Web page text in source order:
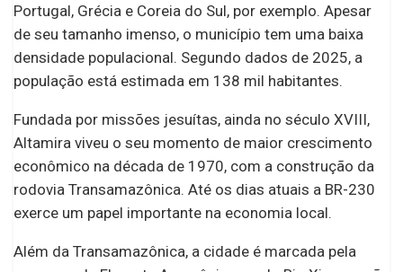
Portugal, Grécia e Coreia do Sul, por exemplo. Apesar
de seu tamanho imenso, o município tem uma baixa
densidade populacional. Segundo dados de 2025, a
população está estimada em 138 mil habitantes.
Fundada por missões jesuítas, ainda no século XVIII,
Altamira viveu o seu momento de maior crescimento
econômico na década de 1970, com a construção da
rodovia Transamazônica. Até os dias atuais a BR-230
exerce um papel importante na economia local.
Além da Transamazônica, a cidade é marcada pela